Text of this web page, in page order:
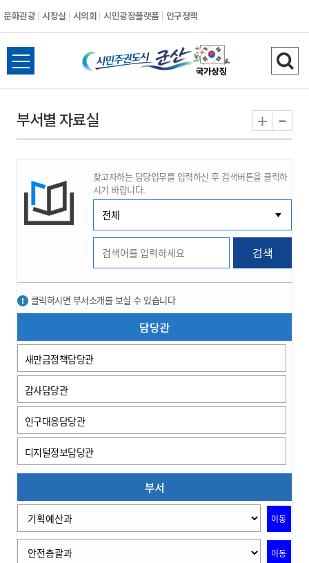
문화관광 시장실 시의회 시민광장플랫폼 인구정책
시
민
권
도
시
군
산
전
체
뉴
열
검
색
기
부서별 자료실 + -
찾고자하는 담당업무를 입력하신 후 검색버튼을 클릭하
시기 바랍니다.
검색
클릭하시면 부서소개를 보실 수 있습니다
담당관
새만금정책담당관
감사담당관
인구대응담당관
디지털정보담당관
부서
이동
이동